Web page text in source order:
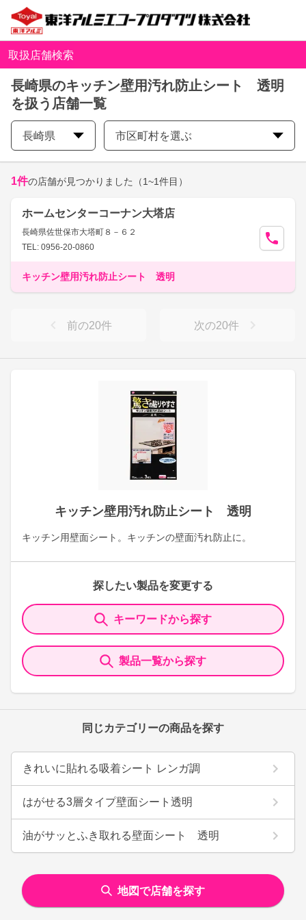
取扱店舗検索
長崎県のキッチン壁用汚れ防止シート 透明
を扱う店舗一覧
長崎県 市区町村を選ぶ
キッチン壁用汚れ防止シート 透明
キッチン用壁面シート。キッチンの壁面汚れ防止に。
探したい製品を変更する
キーワードから探す
製品一覧から探す
同じカテゴリーの商品を探す
きれいに貼れる吸着シート レンガ調
はがせる3層タイプ壁面シート透明
油がサッとふき取れる壁面シート 透明
1件の店舗が見つかりました （1~1件目）
ホームセンターコーナン大塔店
長崎県佐世保市大塔町８－６２
TEL: 0956-20-0860
キッチン壁用汚れ防止シート 透明
前の20件 次の20件
地図で店舗を探す